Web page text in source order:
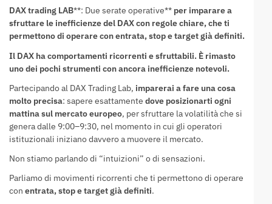
DAXtrading LAB**: Due serate operative** per imparare a
sfruttare le inefficienze del DAX con regole chiare, che ti
permettono di operare conentrata, stop e target già definiti.
Il DAX hacomportamenti ricorrenti e sfruttabili. È rimasto
uno dei pochi strumenti con ancora inefficienze notevoli.
Partecipando al DAX Trading Lab, imparerai a fare una cosa
molto precisa: sapere esattamente dove posizionarti ogni
mattina sul mercato europeo, per sfruttare la volatilità che si
genera dalle 9:00–9:30, nel momento in cui gli operatori
istituzionali iniziano davvero a muovere il mercato.
Non stiamo parlando di “intuizioni” o di sensazioni.
Parliamo di movimenti ricorrenti che ti permettono di operare
con entrata, stop e target già definiti.